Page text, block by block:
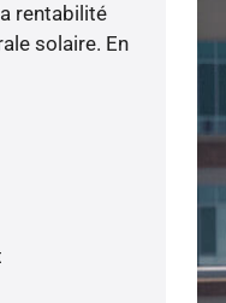
rentabilité
solaire. En